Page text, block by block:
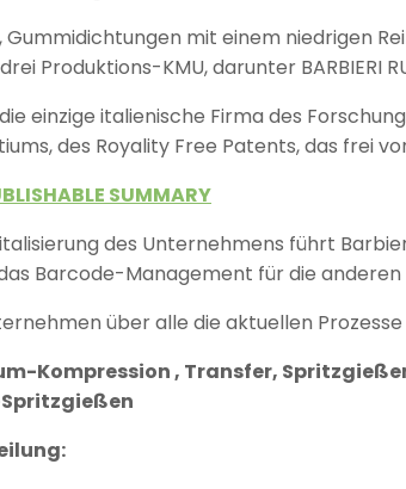
Gummidichtungen mit einem niedrigen
Produktions-KMU, darunter BARBIERI
die einzige italienische Firma des
des Royality Free Patents, das frei
SUMMARY
des Unternehmens führt
Barcode-Management für die
über alle die aktuellen
Kompression , Transfer,